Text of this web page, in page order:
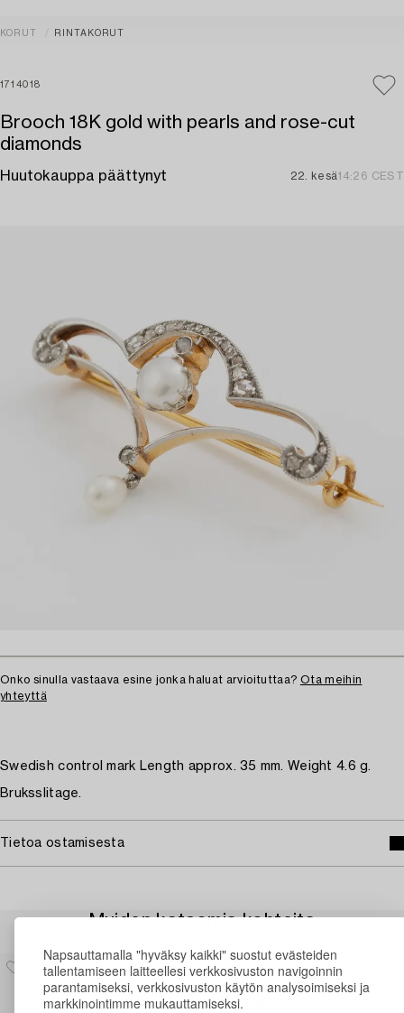
Napsauttamalla "hyväksy kaikki" suostut evästeiden
tallentamiseen laitteellesi verkkosivuston navigoinnin
parantamiseksi, verkkosivuston käytön analysoimiseksi ja
markkinointimme mukauttamiseksi.
KORUT RINTAKORUT
1714018
Brooch 18K gold with pearls and rose-cut
diamonds
Huutokauppa päättynyt 22. kesä14:26 CEST
Onko sinulla vastaava esine jonka haluat arvioituttaa? Ota meihin
yhteyttä
Swedish control mark Length approx. 35 mm. Weight 4.6 g.
Bruksslitage.
Tietoa ostamisesta
Muiden katsomia kohteita